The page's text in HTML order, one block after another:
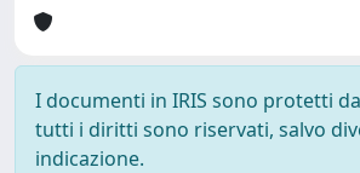
I documenti in IRIS sono protetti
tutti i diritti sono riservati, salvo
indicazione.